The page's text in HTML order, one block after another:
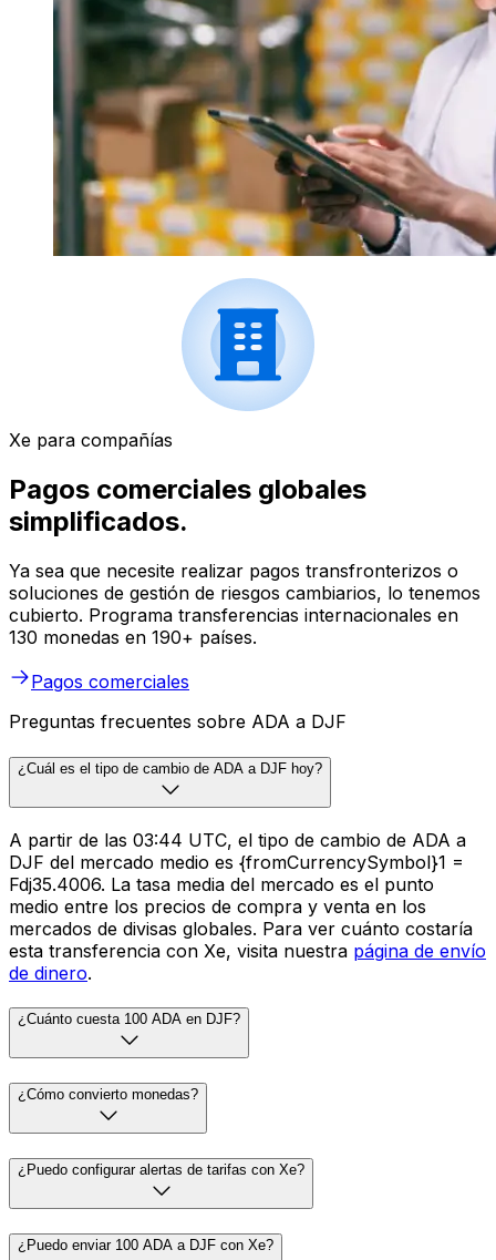
Xe para compañías
Pagos comerciales globales
simplificados.
Ya sea que necesite realizar pagos transfronterizos o
soluciones de gestión de riesgos cambiarios, lo tenemos
cubierto. Programa transferencias internacionales en
130 monedas en 190+ países.
Pagos comerciales
Preguntas frecuentes sobre ADA a DJF
¿Cuál es el tipo de cambio de ADA a DJF hoy?
A partir de las 03:44 UTC, el tipo de cambio de ADA a
DJF del mercado medio es {fromCurrencySymbol}1 =
Fdj35.4006. La tasa media del mercado es el punto
medio entre los precios de compra y venta en los
mercados de divisas globales. Para ver cuánto costaría
esta transferencia con Xe, visita nuestra página de envío
de dinero.
¿Cuánto cuesta 100 ADA en DJF?
¿Cómo convierto monedas?
¿Puedo configurar alertas de tarifas con Xe?
¿Puedo enviar 100 ADA a DJF con Xe?